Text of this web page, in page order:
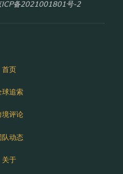
备2021001801号-2
首页
球追索
境评论
队动态
关于